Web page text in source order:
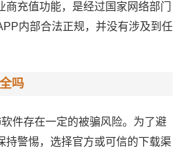
充值功能，是经过国家网络部门
内部合法正规，并没有涉及到任
吗
件存在一定的被骗风险。为了避
持警惕，选择官方或可信的下载渠